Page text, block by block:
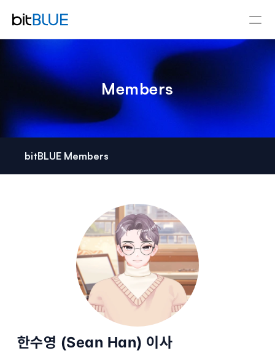
About
SERVICES
Alt.town
Know-Yourself
비트블루 멤버
업무 환경 및 복지
News
Members
bitBLUE Members
한수영 (Sean Han) 이사